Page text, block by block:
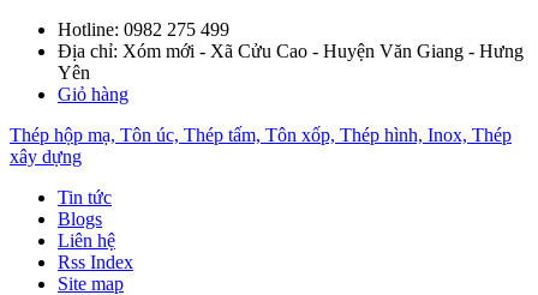
Hotline: 0982 275 499
Địa chỉ: Xóm mới - Xã Cửu Cao - Huyện Văn Giang - Hưng
Yên
Giỏ hàng
Thép hộp mạ, Tôn úc, Thép tấm, Tôn xốp, Thép hình, Inox, Thép
xây dựng
Tin tức
Blogs
Liên hệ
Rss Index
Site map